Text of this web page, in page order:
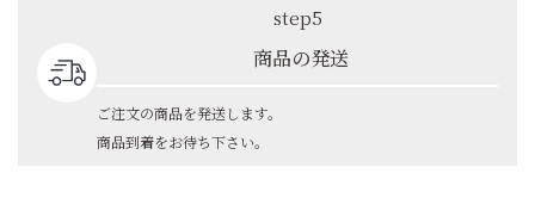
step5
商品の発送
ご注文の商品を発送します。
商品到着をお待ち下さい。